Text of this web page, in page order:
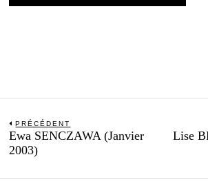
Navigation
de
l’article
PRÉCÉDENT
Previous
post:
Ewa SENCZAWA (Janvier
2003)
Lise